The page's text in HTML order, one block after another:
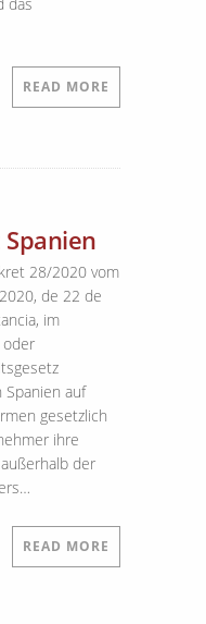
READ MORE
28/2020 vom
de 22 de
im
oder
Spanien auf
gesetzlich
ihre
der
READ MORE